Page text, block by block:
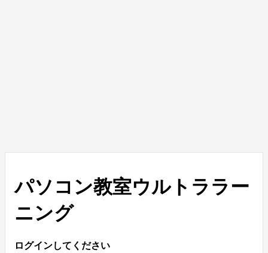
パソコン教室ウルトララー
ニング
ログインしてください